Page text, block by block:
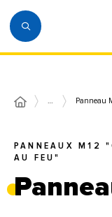
… Panneau
PANNEAUX M12
AU FEU"